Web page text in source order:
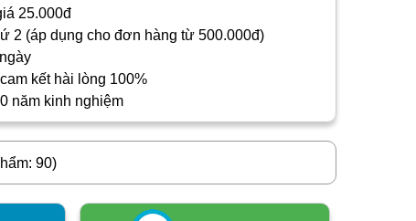
25.000đ
2 (áp dụng cho đơn hàng từ 500.000đ)
kết hài lòng 100%
năm kinh nghiệm
90)